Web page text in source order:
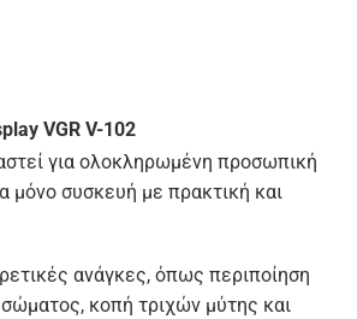
VGR V-102
για ολοκληρωμένη προσωπική
μόνο συσκευή με πρακτική και
ανάγκες, όπως περιποίηση
κοπή τριχών μύτης και